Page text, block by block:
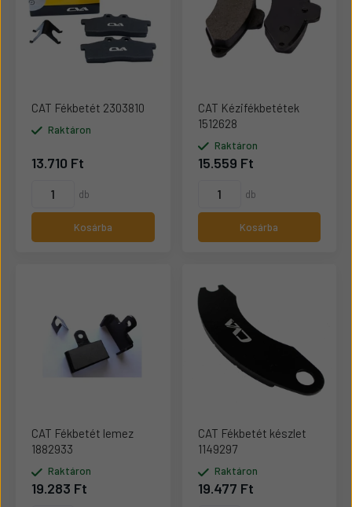
CAT Fékbetét 2303810
Raktáron
13.710 Ft
db
Kosárba
CAT Kézifékbetétek
1512628
Raktáron
15.559 Ft
db
Kosárba
CAT Fékbetét lemez
1882933
Raktáron
19.283 Ft
CAT Fékbetét készlet
1149297
Raktáron
19.477 Ft